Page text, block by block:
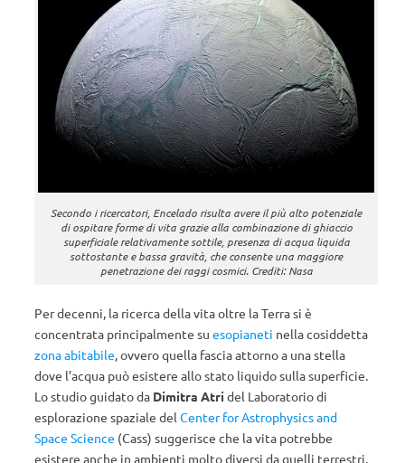
Secondo i ricercatori, Encelado risulta avere il più alto potenziale
di ospitare forme di vita grazie alla combinazione di ghiaccio
superficiale relativamente sottile, presenza di acqua liquida
sottostante e bassa gravità, che consente una maggiore
penetrazione dei raggi cosmici. Crediti: Nasa
Per decenni, la ricerca della vita oltre la Terra si è
concentrata principalmente su esopianeti nella cosiddetta
zona abitabile, ovvero quella fascia attorno a una stella
dove l’acqua può esistere allo stato liquido sulla superficie.
Lo studio guidato da Dimitra Atri del Laboratorio di
esplorazione spaziale del Center for Astrophysics and
Space Science (Cass) suggerisce che la vita potrebbe
esistere anche in ambienti molto diversi da quelli terrestri,